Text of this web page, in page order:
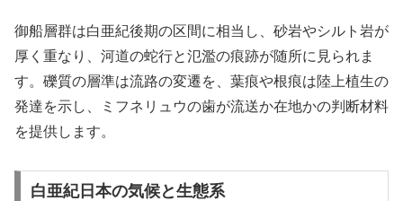
御船層群は白亜紀後期の区間に相当し、砂岩やシルト岩が
厚く重なり、河道の蛇行と氾濫の痕跡が随所に見られま
す。礫質の層準は流路の変遷を、葉痕や根痕は陸上植生の
発達を示し、ミフネリュウの歯が流送か在地かの判断材料
を提供します。
白亜紀日本の気候と生態系